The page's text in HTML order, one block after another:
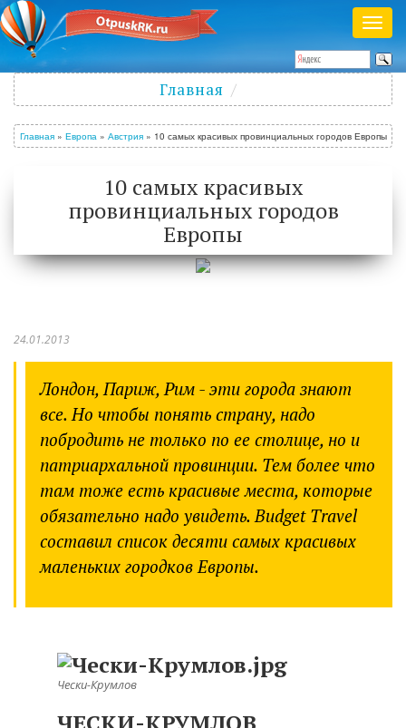
Полезный журнал о путешествиях
меню
Главная
Главная» Европа» Австрия» 10 самых красивых провинциальных городов Европы
10 самых красивых
провинциальных городов
Европы
24.01.2013
Лондон, Париж, Рим - эти города знают
все. Но чтобы понять страну, надо
побродить не только по ее столице, но и
патриархальной провинции. Тем более что
там тоже есть красивые места, которые
обязательно надо увидеть. Budget Travel
составил список десяти самых красивых
маленьких городков Европы.
Чески-Крумлов